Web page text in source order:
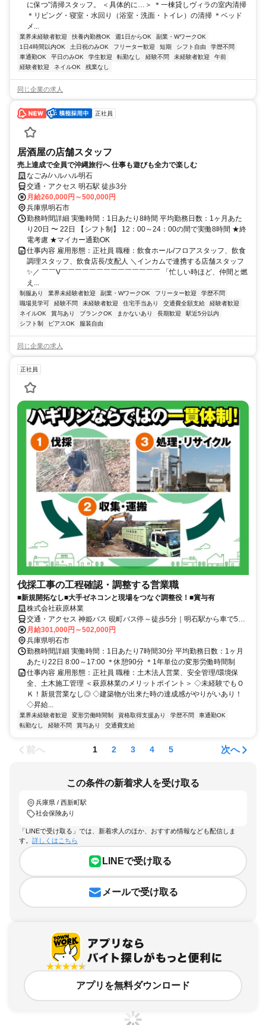
に保つ”清掃スタッフ。 ＜具体的に…＞ ＊一棟貸しヴィラの室内清掃
＊リビング・寝室・水回り（浴室・洗面・トイレ）の清掃 ＊ベッド
メ...
業界未経験者歓迎 扶養内勤務OK 週1日からOK
副業・WワークOK
1日4時間以内OK
土日祝のみOK フリーター歓迎 短期 シフト自由
学歴不問
車通勤OK
平日のみOK 学生歓迎 転勤なし 経験不問 未経験者歓迎
午前
経験者歓迎
ネイルOK 残業なし
同じ企業の求人
正社員
居酒屋の店舗スタッフ
売上達成で全員で沖縄旅行へ 仕事も遊びも全力で楽しむ
なごみ/ハルハル明石
交通・アクセス 明石駅 徒歩3分
月給260,000円～500,000円
兵庫県明石市
勤務時間詳細 実働時間：1日あたり8時間 平均勤務日数：1ヶ月あた
り20日 〜 22日 【シフト制】 12：00～24：00の間で実働8時間 ★終
電考慮 ★マイカー通勤OK
仕事内容 雇用形態：正社員 職種：飲食ホール/フロアスタッフ、飲食
調理スタッフ、飲食店長/支配人 ＼インカムで連携する店舗スタッフ
✨／ ￣￣V￣￣￣￣￣￣￣￣￣￣￣￣￣￣ 「忙しい時ほど、仲間と燃
え...
制服あり 業界未経験者歓迎 副業・WワークOK フリーター歓迎
学歴不問
職場見学可
経験不問 未経験者歓迎 住宅手当あり 交通費全額支給
経験者歓迎
ネイルOK
賞与あり ブランクOK まかないあり 長期歓迎
駅近5分以内
シフト制
ピアスOK 服装自由
同じ企業の求人
正社員
伐採工事の工程確認・調整する営業職
■新規開拓なし■大手ゼネコンと現場をつなぐ調整役！■賞与有
株式会社萩原林業
交通・アクセス 神姫バス 硯町バス停～徒歩5分｜明石駅から車で5分
｜ 車通勤可（無料駐車場有り）
月給301,000円～502,000円
兵庫県明石市
勤務時間詳細 実働時間：1日あたり7時間30分 平均勤務日数：1ヶ月
あたり22日 8:00～17:00 ＊休憩90分 ＊1年単位の変形労働時間制
仕事内容 雇用形態：正社員 職種：土木法人営業、安全管理/環境保
全、土木施工管理 ＜萩原林業のメリットポイント＞ ◇未経験でもＯ
Ｋ！新規営業なし◎ ◇建築物が出来た時の達成感がやりがいあり！
◇昇給...
業界未経験者歓迎 変形労働時間制 資格取得支援あり 学歴不問
車通勤OK
転勤なし
経験不問 賞与あり 交通費支給
前へ 1 2 3 4 5 次へ
この条件の新着求人を受け取る
兵庫県 / 西新町駅
社会保険あり
「LINEで受け取る」では、新着求人のほか、おすすめ情報なども配信しま
す。 詳しくはこちら
LINEで受け取る
メールで受け取る
アプリを無料ダウンロード